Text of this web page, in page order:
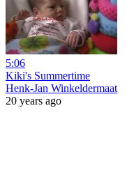
5:06
Kiki's Summertime
Henk-Jan Winkeldermaat
20 years ago